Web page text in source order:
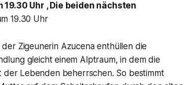
19.30 Uhr , Die beiden nächsten
19.30 Uhr
Zigeunerin Azucena enthüllen die
gleicht einem Alptraum, in dem die
Lebenden beherrschen. So bestimmt